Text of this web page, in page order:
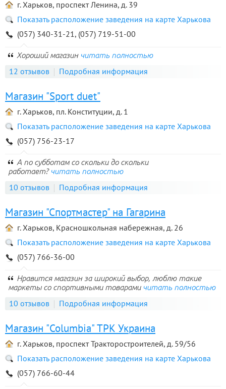
г. Харьков, проспект Ленина, д. 39
Показать расположение заведения на карте Харькова
(057) 340-31-21, (057) 719-51-00
Хороший магазин читать полностью
12 отзывов Подробная информация
Магазин "Sport duet"
г. Харьков, пл. Конституции, д. 1
Показать расположение заведения на карте Харькова
(057) 756-23-17
А по субботам со скольки до скольки
работает? читать полностью
10 отзывов Подробная информация
Магазин "Спортмастер" на Гагарина
г. Харьков, Красношкольная набережная, д. 26
Показать расположение заведения на карте Харькова
(057) 766-36-00
Нравится магазин за широкий выбор, люблю такие
маркеты со спортивными товарами читать полностью
10 отзывов Подробная информация
Магазин "Columbia" ТРК Украина
г. Харьков, проспект Тракторостроителей, д. 59/56
Показать расположение заведения на карте Харькова
(057) 766-60-44